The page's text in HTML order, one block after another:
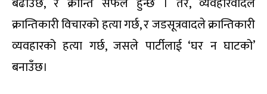
क्रान्तिकारी विचारको हत्या गर्छ, र जडसूत्रवादले क्रान्तिकारी
व्यवहारको हत्या गर्छ, जसले पार्टीलाई ‘घर न घाटको’
बनाउँछ।